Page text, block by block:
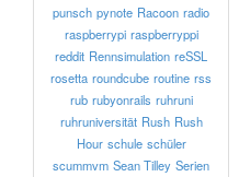
punsch pynote Racoon radio
raspberrypi raspberryppi
reddit Rennsimulation reSSL
rosetta roundcube routine rss
rub rubyonrails ruhruni
ruhruniversität Rush Rush
Hour schule schüler
scummvm Sean Tilley Serien